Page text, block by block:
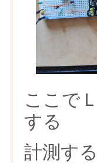
ここで
する
計測す